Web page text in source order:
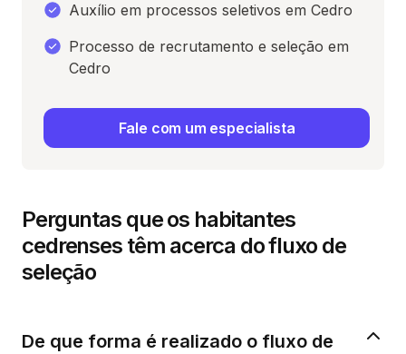
Perguntas que os habitantes
cedrenses têm acerca do fluxo de
seleção
De que forma é realizado o fluxo de
Auxílio em processos seletivos em Cedro
Processo de recrutamento e seleção em
Cedro
Fale com um especialista